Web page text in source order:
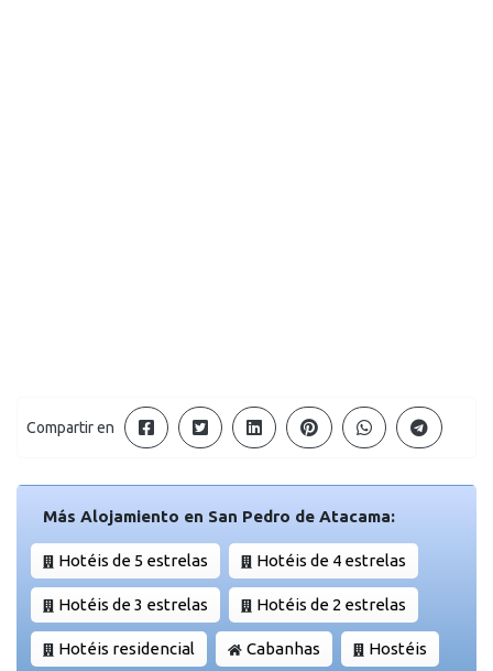
Compartir en
Más Alojamiento en San Pedro de Atacama:
Hotéis de 5 estrelas Hotéis de 4 estrelas
Hotéis de 3 estrelas Hotéis de 2 estrelas
Hotéis residencial Cabanhas Hostéis